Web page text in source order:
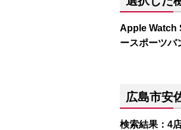
Apple Watch
ースポーツバ
広島市安
検索結果：4